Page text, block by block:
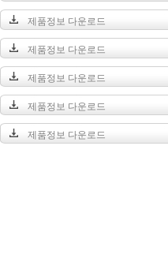
제품정보 다운로드
제품정보 다운로드
제품정보 다운로드
제품정보 다운로드
제품정보 다운로드